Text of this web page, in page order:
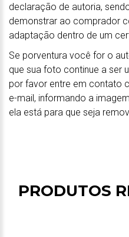
declaração de autoria,
demonstrar ao comprador
adaptação dentro de um
Se porventura você for o
que sua foto continue a ser
por favor entre em contato
e-mail, informando a
ela está para que seja
PRODUTOS